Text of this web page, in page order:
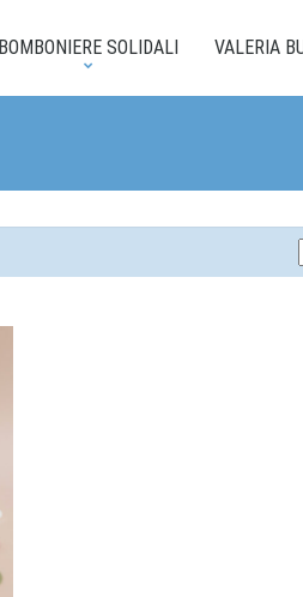
BOMBONIERE SOLIDALI VALERIA